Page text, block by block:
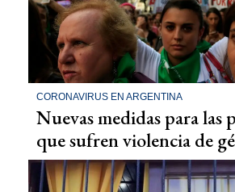
CORONAVIRUS EN ARGENTINA
Nuevas medidas para las
que sufren violencia de